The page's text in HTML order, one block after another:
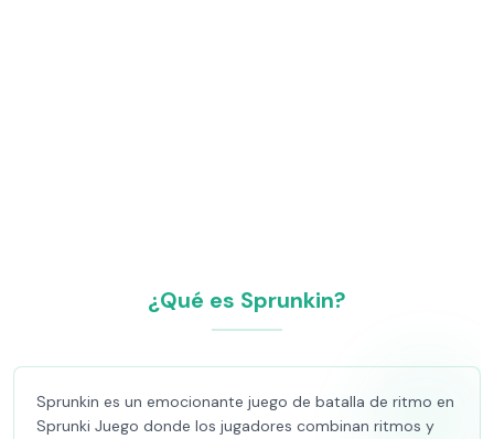
¿Qué es Sprunkin?
Sprunkin es un emocionante juego de batalla de ritmo en
Sprunki Juego donde los jugadores combinan ritmos y